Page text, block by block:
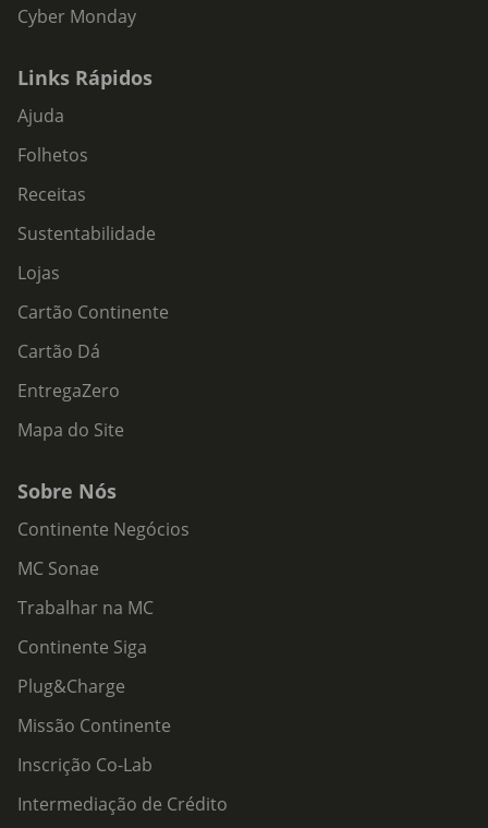
Cyber Monday
Links Rápidos
Ajuda
Folhetos
Receitas
Sustentabilidade
Lojas
Cartão Continente
Cartão Dá
EntregaZero
Mapa do Site
Sobre Nós
Continente Negócios
MC Sonae
Trabalhar na MC
Continente Siga
Plug&Charge
Missão Continente
Inscrição Co-Lab
Intermediação de Crédito